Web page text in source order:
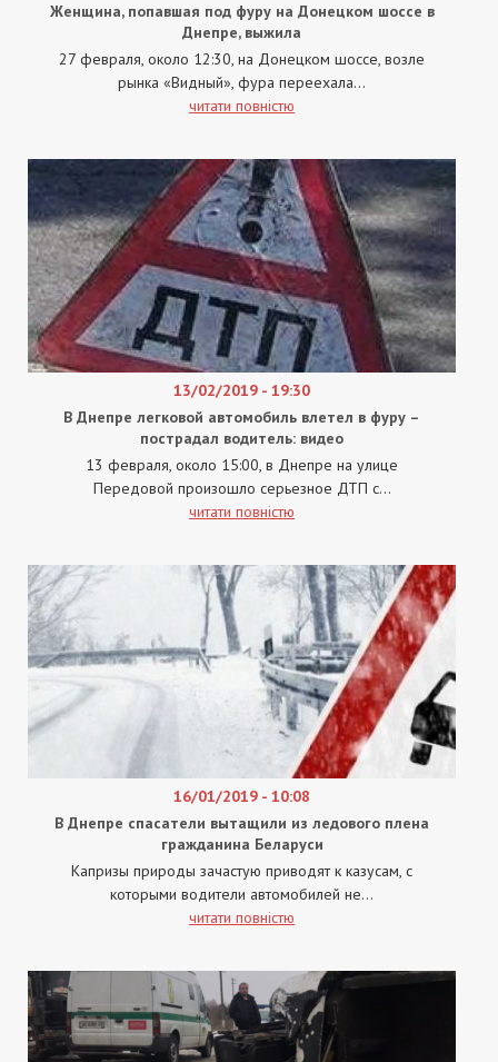
Женщина, попавшая под фуру на Донецком шоссе в
Днепре, выжила
27 февраля, около 12:30, на Донецком шоссе, возле
рынка «Видный», фура переехала...
читати повністю
13/02/2019 - 19:30
В Днепре легковой автомобиль влетел в фуру –
пострадал водитель: видео
13 февраля, около 15:00, в Днепре на улице
Передовой произошло серьезное ДТП с...
читати повністю
16/01/2019 - 10:08
В Днепре спасатели вытащили из ледового плена
гражданина Беларуси
Капризы природы зачастую приводят к казусам, с
которыми водители автомобилей не...
читати повністю